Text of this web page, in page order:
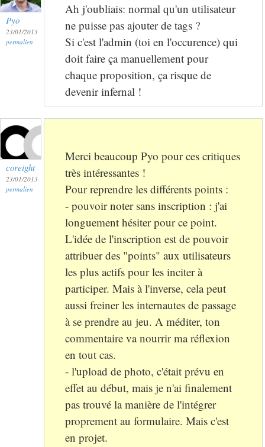
Pyo
23/01/2013
permalien
Ah j'oubliais: normal qu'un utilisateur
ne puisse pas ajouter de tags ?
Si c'est l'admin (toi en l'occurence) qui
doit faire ça manuellement pour
chaque proposition, ça risque de
devenir infernal !
coreight
23/01/2013
permalien
Merci beaucoup Pyo pour ces critiques
très intéressantes !
Pour reprendre les différents points :
- pouvoir noter sans inscription : j'ai
longuement hésiter pour ce point.
L'idée de l'inscription est de pouvoir
attribuer des "points" aux utilisateurs
les plus actifs pour les inciter à
participer. Mais à l'inverse, cela peut
aussi freiner les internautes de passage
à se prendre au jeu. A méditer, ton
commentaire va nourrir ma réflexion
en tout cas.
- l'upload de photo, c'était prévu en
effet au début, mais je n'ai finalement
pas trouvé la manière de l'intégrer
proprement au formulaire. Mais c'est
en projet.